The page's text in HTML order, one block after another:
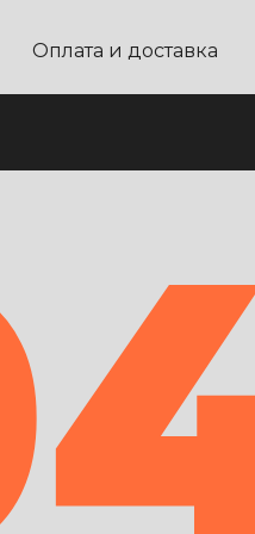
Оплата и доставка